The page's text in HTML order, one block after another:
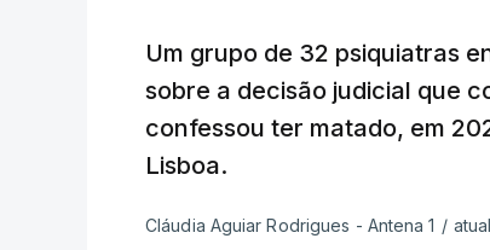
Um grupo de 32 psiquiatras
sobre a decisão judicial que
confessou ter matado, em
Lisboa.
Cláudia Aguiar Rodrigues - Antena 1 /